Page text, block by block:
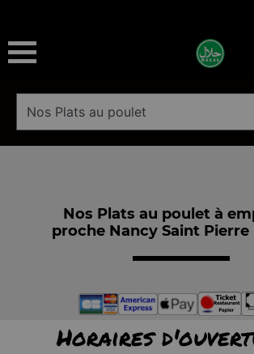
Nos Plats au poulet à
proche Nancy Saint Pierre
Horaires